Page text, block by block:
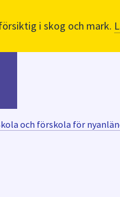
i skog och mark.
och förskola för